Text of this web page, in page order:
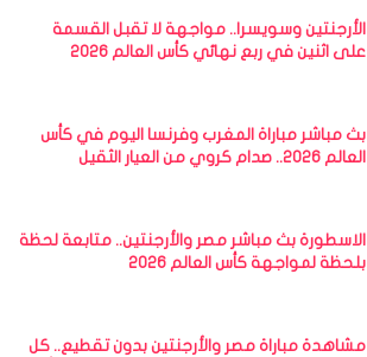
الأرجنتين وسويسرا.. مواجهة لا تقبل القسمة
على اثنين في ربع نهائي كأس العالم 2026
بث مباشر مباراة المغرب وفرنسا اليوم في كأس
العالم 2026.. صدام كروي من العيار الثقيل
الاسطورة بث مباشر مصر والأرجنتين.. متابعة لحظة
بلحظة لمواجهة كأس العالم 2026
مشاهدة مباراة مصر والأرجنتين بدون تقطيع.. كل